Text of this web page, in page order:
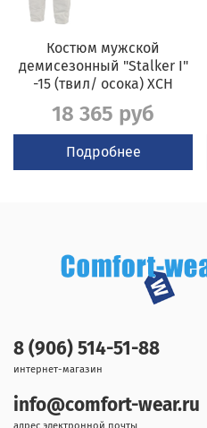
Костюм мужской
демисезонный "Stalker I"
-15 (твил/ осока) ХСН
18 365 руб
Подробнее
8 (906) 514-51-88
интернет-магазин
info@comfort-wear.ru